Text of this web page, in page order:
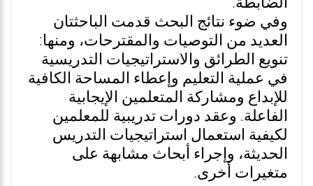
وفي ضوء نتائج البحث قدمت الباحثتان
العديد من التوصيات والمقترحات، ومنها:
تنويع الطرائق والاستراتيجيات التدريسية
في عملية التعليم وإعطاء المساحة الكافية
للإبداع ومشاركة المتعلمين الإيجابية
الفاعلة. وعقد دورات تدريبية للمعلمين
لكيفية استعمال استراتيجيات التدريس
الحديثة، وإجراء أبحاث مشابهة على
متغيرات أخرى.